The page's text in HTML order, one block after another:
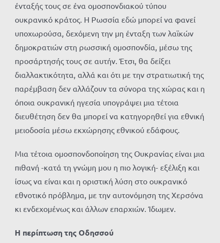
ένταξής τους σε ένα ομοσπονδιακού τύπου
ουκρανικό κράτος. Η Ρωσσία εδώ μπορεί να φανεί
υποχωρούσα, δεχόμενη την μη ένταξη των λαϊκών
δημοκρατιών στη ρωσσική ομοσπονδία, μέσω της
προσάρτησής τους σε αυτήν. Έτσι, θα δείξει
διαλλακτικότητα, αλλά και ότι με την στρατιωτική της
παρέμβαση δεν αλλάζουν τα σύνορα της χώρας και η
όποια ουκρανική ηγεσία υπογράψει μια τέτοια
διευθέτηση δεν θα μπορεί να κατηγορηθεί για εθνική
μειοδοσία μέσω εκχώρησης εθνικού εδάφους.
Μια τέτοια ομοσπονδοποίηση της Ουκρανίας είναι μια
πιθανή -κατά τη γνώμη μου η πιο λογική- εξέλιξη και
ίσως να είναι και η οριστική λύση στο ουκρανικό
εθνοτικό πρόβλημα, με την αυτονόμηση της Χερσόνα
κι ενδεχομένως και άλλων επαρχιών. Ίδωμεν.
Η περίπτωση της Οδησσού